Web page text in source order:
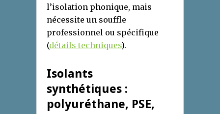
l’isolation phonique, mais
nécessite un souffle
professionnel ou spécifique
(détails techniques).
Isolants
synthétiques :
polyuréthane, PSE,